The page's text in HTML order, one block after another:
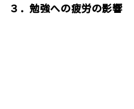
３．勉強への疲労の影響